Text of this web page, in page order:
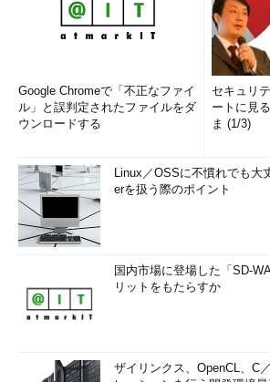
Google Chromeで「不正なファイ
ル」と誤判定されたファイルをダ
ウンロードする
セキュリ
ートに見
ま (1/3)
Linux／OSSに不慣れでも大
erを扱う際のポイント
国内市場に登場した「SD-
リットをもたらすか
ザイリンクス、OpenCL、C